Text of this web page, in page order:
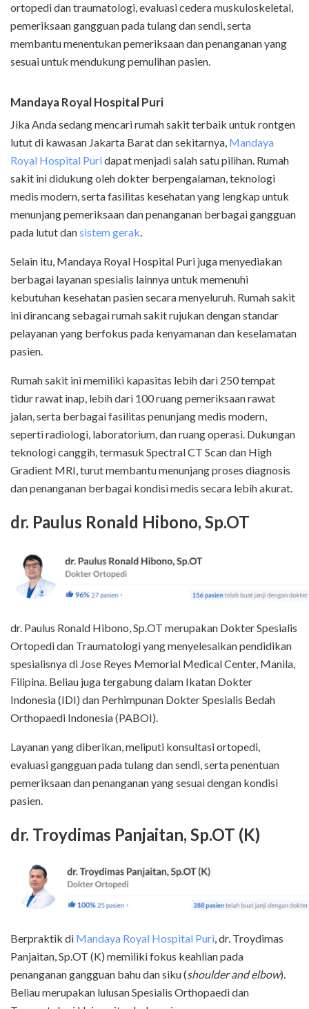
ortopedi dan traumatologi, evaluasi cedera muskuloskeletal,
pemeriksaan gangguan pada tulang dan sendi, serta
membantu menentukan pemeriksaan dan penanganan yang
sesuai untuk mendukung pemulihan pasien.
Mandaya Royal Hospital Puri
Jika Anda sedang mencari rumah sakit terbaik untuk rontgen
lutut di kawasan Jakarta Barat dan sekitarnya, Mandaya
Royal Hospital Puridapat menjadi salah satu pilihan. Rumah
sakit ini didukung oleh dokter berpengalaman, teknologi
medis modern, serta fasilitas kesehatan yang lengkap untuk
menunjang pemeriksaan dan penanganan berbagai gangguan
pada lutut dansistem gerak.
Selain itu, Mandaya Royal Hospital Puri juga menyediakan
berbagai layanan spesialis lainnya untuk memenuhi
kebutuhan kesehatan pasien secara menyeluruh. Rumah sakit
ini dirancang sebagai rumah sakit rujukan dengan standar
pelayanan yang berfokus pada kenyamanan dan keselamatan
pasien.
Rumah sakit ini memiliki kapasitas lebih dari 250 tempat
tidur rawat inap, lebih dari 100 ruang pemeriksaan rawat
jalan, serta berbagai fasilitas penunjang medis modern,
seperti radiologi, laboratorium, dan ruang operasi. Dukungan
teknologi canggih, termasuk Spectral CT Scan dan High
Gradient MRI, turut membantu menunjang proses diagnosis
dan penanganan berbagai kondisi medis secara lebih akurat.
dr. Paulus Ronald Hibono, Sp.OT
dr. Paulus Ronald Hibono, Sp.OT merupakan Dokter Spesialis
Ortopedi dan Traumatologi yang menyelesaikan pendidikan
spesialisnya di Jose Reyes Memorial Medical Center, Manila,
Filipina. Beliau juga tergabung dalam Ikatan Dokter
Indonesia (IDI) dan Perhimpunan Dokter Spesialis Bedah
Orthopaedi Indonesia (PABOI).
Layanan yang diberikan, meliputi konsultasi ortopedi,
evaluasi gangguan pada tulang dan sendi, serta penentuan
pemeriksaan dan penanganan yang sesuai dengan kondisi
pasien.
dr. Troydimas Panjaitan, Sp.OT (K)
Berpraktik di Mandaya Royal Hospital Puri, dr. Troydimas
Panjaitan, Sp.OT (K) memiliki fokus keahlian pada
penanganan gangguan bahu dan siku (shoulder and elbow).
Beliau merupakan lulusan Spesialis Orthopaedi dan